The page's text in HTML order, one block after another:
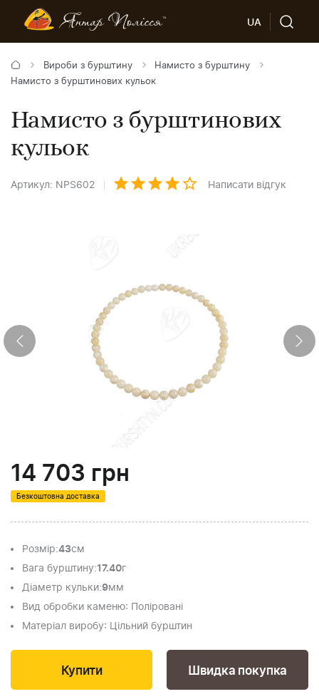
UA
Вироби з бурштину
Намисто з бурштину
Намисто з бурштинових кульок
Намисто з бурштинових
кульок
Артикул: NPS602 Написати відгук
14 703 грн
Безкоштовна доставка
Розмір:43см
Вага бурштину:17.40г
Діаметр кульки:9мм
Вид обробки каменю: Поліровані
Матеріал виробу: Цільний бурштин
Швидка покупка